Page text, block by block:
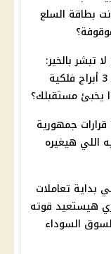
بطاقة السلع
تبشر بالخير:
حظ تعيس وأخبار سيئة لـ 3 أبراج فلكية
يخبئ مستقبلك؟
إصدارات رئاسية جديدة: 7 قرارات جمهورية
اللي هيغيره
بداية تعاملات
هيستعيد قوته
السوداء